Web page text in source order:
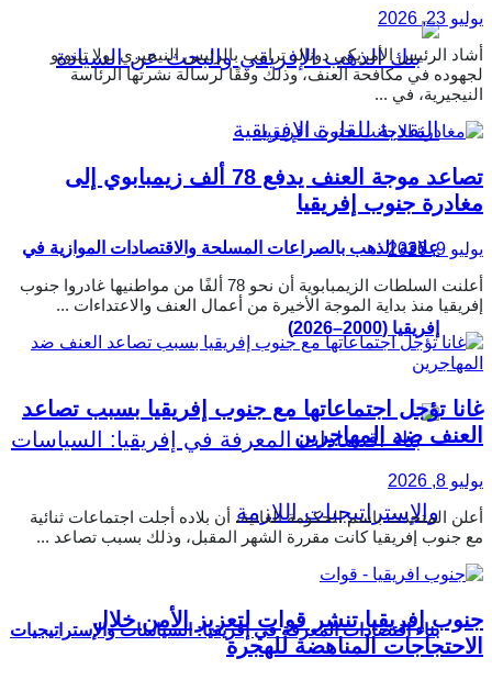
علاقة الذهب بالصراعات المسلحة والاقتصادات الموازية في
إفريقيا (2000–2026)
بناء اقتصادات المعرفة في إفريقيا: السياسات والإستراتيجيات
يوليو 23, 2026
أشاد الرئيس الأمريكي دونالد ترامب بالرئيس النيجيري بولا تينوبو
لجهوده في مكافحة العنف، وذلك وفقًا لرسالة نشرتها الرئاسة
النيجيرية، في ...
تصاعد موجة العنف يدفع 78 ألف زيمبابوي إلى
مغادرة جنوب إفريقيا
يوليو 9, 2026
أعلنت السلطات الزيمبابوية أن نحو 78 ألفًا من مواطنيها غادروا جنوب
إفريقيا منذ بداية الموجة الأخيرة من أعمال العنف والاعتداءات ...
غانا تؤجل اجتماعاتها مع جنوب إفريقيا بسبب تصاعد
العنف ضد المهاجرين
يوليو 8, 2026
أعلن المتحدث باسم الحكومة الغانية، أن بلاده أجلت اجتماعات ثنائية
مع جنوب إفريقيا كانت مقررة الشهر المقبل، وذلك بسبب تصاعد ...
جنوب إفريقيا تنشر قوات لتعزيز الأمن خلال
الاحتجاجات المناهضة للهجرة